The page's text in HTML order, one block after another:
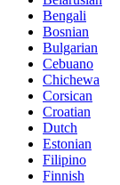
Bengali
Bosnian
Bulgarian
Cebuano
Chichewa
Corsican
Croatian
Dutch
Estonian
Filipino
Finnish